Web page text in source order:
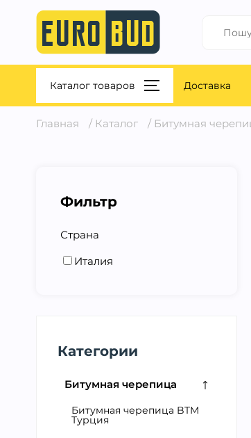
Каталог товаров Доставка
Главная / Каталог / Битумная
Фильтр
Страна
Италия
Категории
Битумная черепица
Битумная черепица BTM
Турция